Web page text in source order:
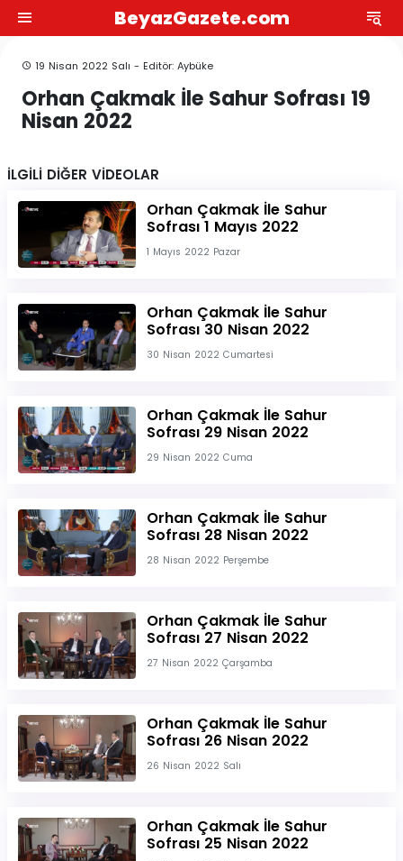
BeyazGazete.com
19 Nisan 2022 Salı - Editör: Aybüke
Orhan Çakmak İle Sahur Sofrası 19
Nisan 2022
İLGİLİ DİĞER VİDEOLAR
Orhan Çakmak İle Sahur
Sofrası 1 Mayıs 2022
1 Mayıs 2022 Pazar
Orhan Çakmak İle Sahur
Sofrası 30 Nisan 2022
30 Nisan 2022 Cumartesi
Orhan Çakmak İle Sahur
Sofrası 29 Nisan 2022
29 Nisan 2022 Cuma
Orhan Çakmak İle Sahur
Sofrası 28 Nisan 2022
28 Nisan 2022 Perşembe
Orhan Çakmak İle Sahur
Sofrası 27 Nisan 2022
27 Nisan 2022 Çarşamba
Orhan Çakmak İle Sahur
Sofrası 26 Nisan 2022
26 Nisan 2022 Salı
Orhan Çakmak İle Sahur
Sofrası 25 Nisan 2022